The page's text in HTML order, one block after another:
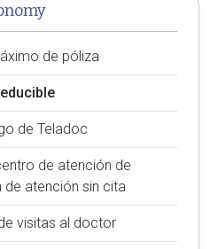
de póliza
de Teladoc
de atención de
de atención sin cita
visitas al doctor